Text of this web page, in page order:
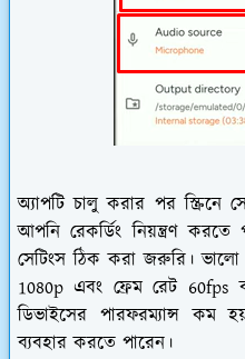
অ্যাপটি চালু করার পর স্ক্রিনে
আপনি রেকর্ডিং নিয়ন্ত্রণ
সেটিংস ঠিক করা জরুরি।
1080p এবং ফ্রেম রেট 60fps
ডিভাইসের পারফরম্যান্স
ব্যবহার করতে পারেন।